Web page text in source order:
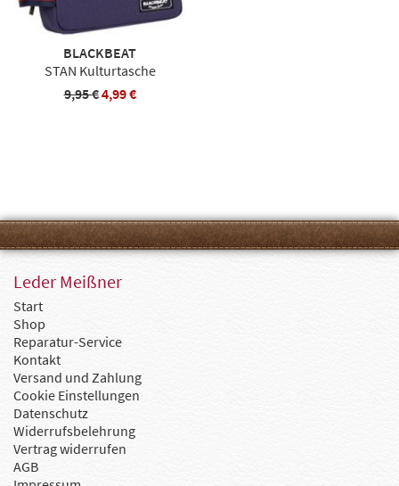
BLACKBEAT
STAN Kulturtasche
9,95 €4,99 €
Leder Meißner
Start
Shop
Reparatur-Service
Kontakt
Versand und Zahlung
Cookie Einstellungen
Datenschutz
Widerrufsbelehrung
Vertrag widerrufen
AGB